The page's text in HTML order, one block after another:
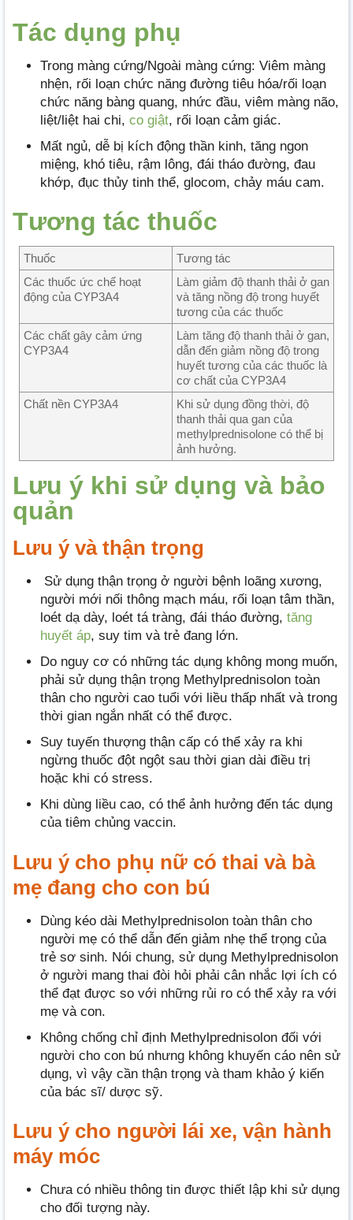
Tác dụng phụ
Trong màng cứng/Ngoài màng cứng: Viêm màng
nhện, rối loạn chức năng đường tiêu hóa/rối loạn
chức năng bàng quang, nhức đầu, viêm màng não,
liệt/liệt hai chi, co giật, rối loạn cảm giác.
Mất ngủ, dễ bị kích động thần kinh, tăng ngon
miệng, khó tiêu, rậm lông, đái tháo đường, đau
khớp, đục thủy tinh thể, glocom, chảy máu cam.
Tương tác thuốc
Thuốc
Tương tác
Các thuốc ức chế hoạt
động của CYP3A4
Làm giảm độ thanh thải ở gan
và tăng nồng độ trong huyết
tương của các thuốc
Các chất gây cảm ứng
CYP3A4
Làm tăng độ thanh thải ở gan,
dẫn đến giảm nồng độ trong
huyết tương của các thuốc là
cơ chất của CYP3A4
Chất nền CYP3A4
Khi sử dụng đồng thời, độ
thanh thải qua gan của
methylprednisolone có thể bị
ảnh hưởng.
Lưu ý khi sử dụng và bảo
quản
Lưu ý và thận trọng
Sử dụng thận trọng ở người bệnh loãng xương,
người mới nối thông mạch máu, rối loạn tâm thần,
loét dạ dày, loét tá tràng, đái tháo đường, tăng
huyết áp, suy tim và trẻ đang lớn.
Do nguy cơ có những tác dụng không mong muốn,
phải sử dụng thận trọng Methylprednisolon toàn
thân cho người cao tuổi với liều thấp nhất và trong
thời gian ngắn nhất có thể được.
Suy tuyến thượng thận cấp có thể xảy ra khi
ngừng thuốc đột ngột sau thời gian dài điều trị
hoặc khi có stress.
Khi dùng liều cao, có thể ảnh hưởng đến tác dụng
của tiêm chủng vaccin.
Lưu ý cho phụ nữ có thai và bà
mẹ đang cho con bú
Dùng kéo dài Methylprednisolon toàn thân cho
người mẹ có thể dẫn đến giảm nhẹ thể trọng của
trẻ sơ sinh. Nói chung, sử dụng Methylprednisolon
ở người mang thai đòi hỏi phải cân nhắc lợi ích có
thể đạt được so với những rủi ro có thể xảy ra với
mẹ và con.
Không chống chỉ định Methylprednisolon đối với
người cho con bú nhưng không khuyến cáo nên sử
dụng, vì vậy cần thận trọng và tham khảo ý kiến
của bác sĩ/ dược sỹ.
Lưu ý cho người lái xe, vận hành
máy móc
Chưa có nhiều thông tin được thiết lập khi sử dụng
cho đối tượng này.